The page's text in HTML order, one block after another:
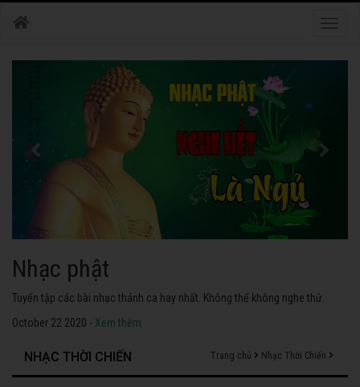
Nhạc phật
Tuyển tập các bài nhạc thánh ca hay nhất. Không thể không nghe thử.
October 22 2020 - Xem thêm
NHẠC THỜI CHIẾN Trang chủ Nhạc Thời Chiến